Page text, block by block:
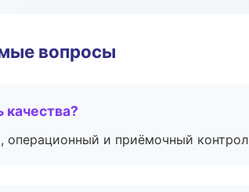
вопросы
качества?
операционный и приёмочный